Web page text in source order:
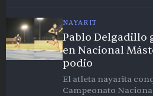
NAYARIT
Pablo Delgadillo
en Nacional
podio
El atleta nayarita
Campeonato